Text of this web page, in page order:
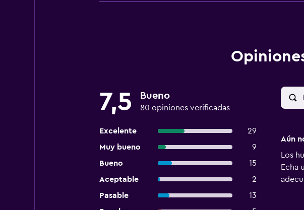
7,5 Bueno
80 opiniones verificadas
Excelente
29
Muy bueno
9
Bueno
15
Aceptable
2
Pasable
13
Aún
Los
Echa